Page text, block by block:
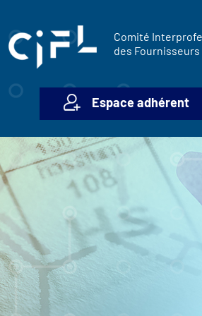
Comité
des
Espace adhérent